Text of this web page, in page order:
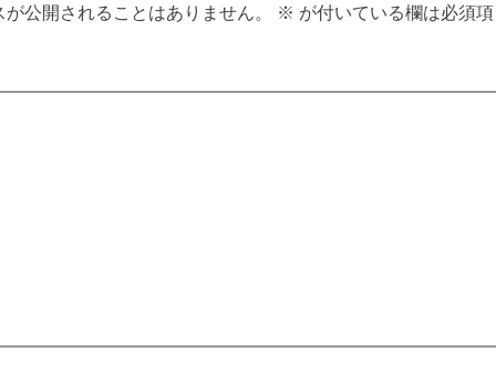
公開されることはありません。 ※ が付いている欄は必須